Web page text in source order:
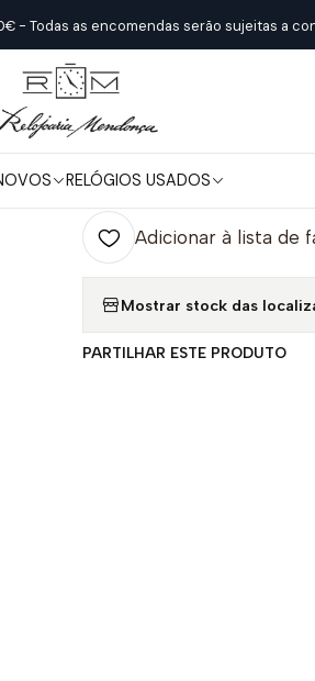
RELÓGIOS USADOS
- Todas as encomendas serão sujeitas a
Longines Spirit Zulu Time Green
|
Spirit Zulu
Quantidade
Adicionar à lista de
Mostrar stock das
PARTILHAR ESTE PRODUTO